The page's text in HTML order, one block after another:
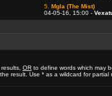
5. Mgla (The Mist)
04-05-16, 15:00 -
OR to define words which may
result. Use * as a wildcard for partial